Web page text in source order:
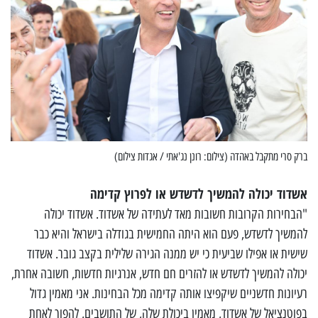
ברק סרי מתקבל באהדה (צילום: רונן נג'אתי / אגדות צילום)
אשדוד יכולה להמשיך לדשדש או לפרוץ קדימה
"הבחירות הקרובות חשובות מאד לעתידה של אשדוד. אשדוד יכולה
להמשיך לדשדש, פעם הוא היתה החמישית בגודלה בישראל והיא כבר
שישית או אפילו שביעית כי יש ממנה הגירה שלילית בקצב גובר. אשדוד
יכולה להמשיך לדשדש או להזרים חם חדש, אנרגיות חדשות, חשובה אחרת,
רעיונות חדשניים שיקפיצו אותה קדימה מכל הבחינות. אני מאמין גדול
בפוטנציאל של אשדוד, מאמין ביכולת שלה, של התושבים, להפוך לאחת